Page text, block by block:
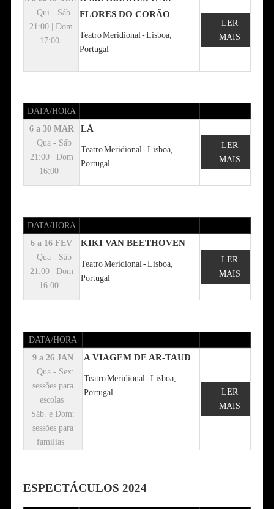
Qui - Sáb
21:00 | Dom
17:00
FLORES DO CORÃO
Teatro Meridional - Lisboa,
Portugal
LER
MAIS
DATA/HORA
6 a 30 MAR
Qua - Sáb
21:00 | Dom
16:00
LÁ
Teatro Meridional - Lisboa,
Portugal
LER
MAIS
DATA/HORA
6 a 16 FEV
Qua - Sáb
21:00 | Dom
16:00
KIKI VAN BEETHOVEN
Teatro Meridional - Lisboa,
Portugal
LER
MAIS
DATA/HORA
9 a 26 JAN
Qua - Sex:
sessões para
escolas
Sáb. e Dom:
sessões para
famílias
A VIAGEM DE AR-TAUD
Teatro Meridional - Lisboa,
Portugal
LER
MAIS
ESPECTÁCULOS 2024